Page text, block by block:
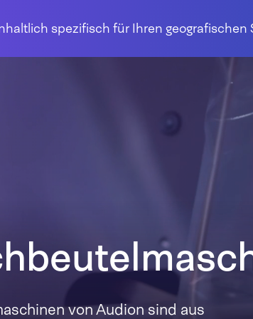
spezifisch für Ihren geografischen
von Audion sind aus